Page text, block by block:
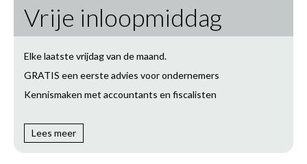
Vrije inloopmiddag
Elke laatste vrijdag van de maand.
GRATIS een eerste advies voor ondernemers
Kennismaken met accountants en fiscalisten
Lees meer